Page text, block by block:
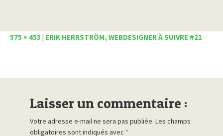
575 × 453 | ERIK HERRSTRÖM, WEBDESIGNER À SUIVRE #21
Laisser un commentaire :
Votre adresse e-mail ne sera pas publiée. Les champs
obligatoires sont indiqués avec *